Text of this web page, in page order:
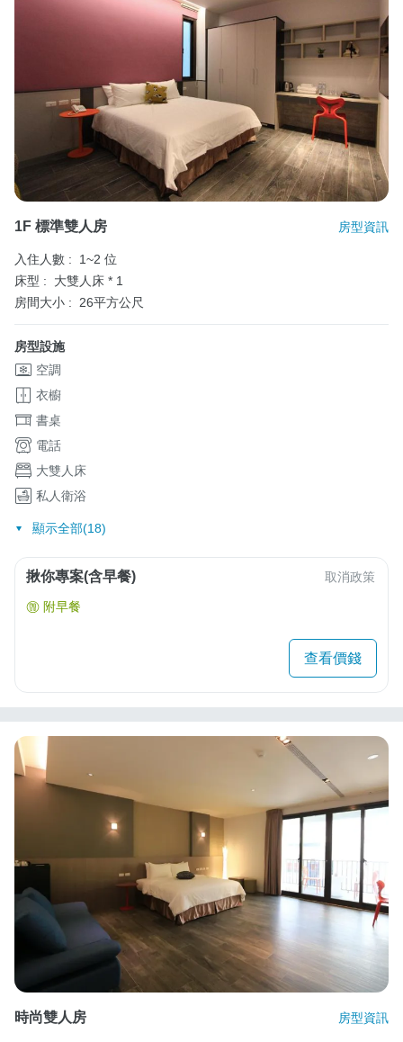
1F 標準雙人房 房型資訊
入住人數 :
1~2 位
床型 :
大雙人床 * 1
房間大小 :
26平方公尺
房型設施
空調
衣櫥
書桌
電話
大雙人床
私人衛浴
顯示全部(18)
揪你專案(含早餐) 取消政策
附早餐
查看價錢
時尚雙人房 房型資訊